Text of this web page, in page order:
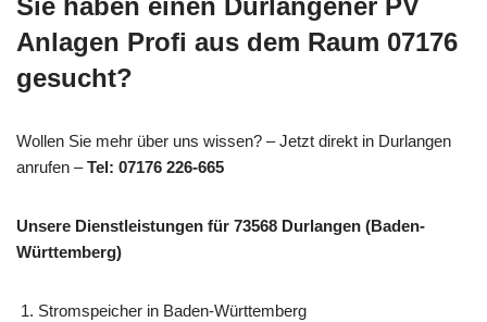
Anlagen Profi aus dem Raum 07176
gesucht?
Wollen Sie mehr über uns wissen? – Jetzt direkt in Durlangen
anrufen –Tel: 07176 226-665
Unsere Dienstleistungen für 73568 Durlangen (Baden-
Württemberg)
Stromspeicher in Baden-Württemberg